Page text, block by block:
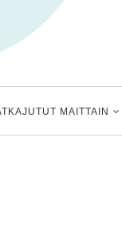
MAITTAIN